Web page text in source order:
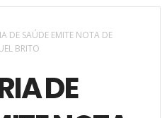
DE SAÚDE EMITE NOTA DE
BRITO
DE